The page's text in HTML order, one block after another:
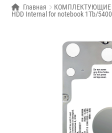
Главная КОМПЛЕКТУЮЩИЕ
HDD Internal for notebook 1Tb/